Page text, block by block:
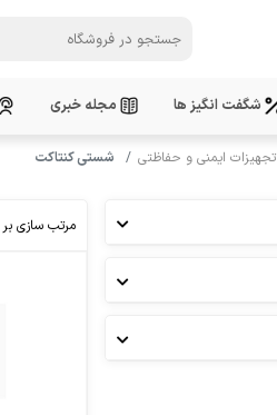
شگفت انگیز ها مجله خبری
تجهیزات ایمنی و حفاظتی شستی کنتاکت
مرتب سازی